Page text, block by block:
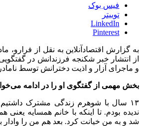
فیس بوک
توییتر
LinkedIn
Pinterest
به گزارش اقتصادآنلاین به نقل از فرارو،
از انتشار خبر شکنجه فرزندانش در
و ماجرای آزار و اذیت دخترانش توسط
بخش مهمی از گفتگوی او را در ادامه
۱۳ سال با شوهرم زندگی مشترک
ندیده بودم. تا اینکه با خانم همسایه یعنی
شد و به من خیانت کرد. بعد هم من را وادار